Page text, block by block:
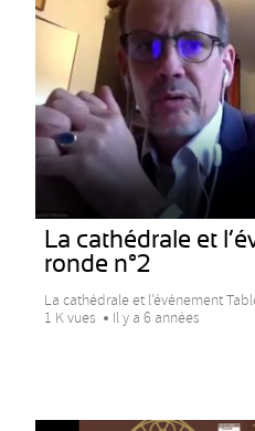
La cathédrale et
ronde n°2
La cathédrale et l’événement
1 K vues
Il y a 6 années